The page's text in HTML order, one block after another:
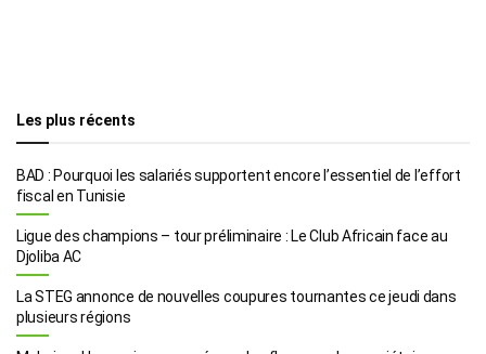
Les plus récents
BAD : Pourquoi les salariés supportent encore l’essentiel de l’effort
fiscal en Tunisie
Ligue des champions – tour préliminaire : Le Club Africain face au
Djoliba AC
La STEG annonce de nouvelles coupures tournantes ce jeudi dans
plusieurs régions